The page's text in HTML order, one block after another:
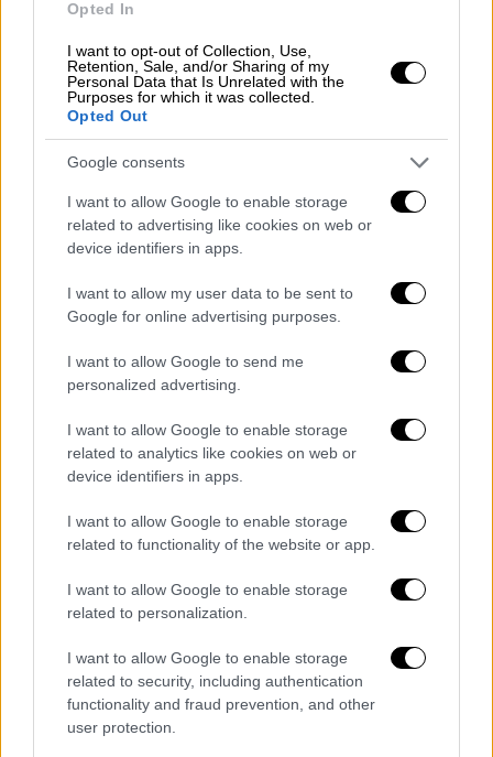
Opted In
I want to opt-out of Collection, Use,
Retention, Sale, and/or Sharing of my
Personal Data that Is Unrelated with the
Purposes for which it was collected.
Opted Out
Google consents
I want to allow Google to enable storage
related to advertising like cookies on web or
device identifiers in apps.
I want to allow my user data to be sent to
Google for online advertising purposes.
I want to allow Google to send me
personalized advertising.
I want to allow Google to enable storage
related to analytics like cookies on web or
device identifiers in apps.
I want to allow Google to enable storage
related to functionality of the website or app.
I want to allow Google to enable storage
related to personalization.
I want to allow Google to enable storage
related to security, including authentication
functionality and fraud prevention, and other
user protection.
Ποιος ήταν ο Μάρκος Κρητικός
Ο συγγραφέας γεννήθηκε στη Χίο το 1968.
Καταγόταν από την Τήνο και ζούσε στην
Αθήνα. Είχε σπουδάσει Τοπογράφος
Μηχανικός και εργάστηκε 3.421 μέρες στον
Είχε γράψει τα αστυνομικά μυθιστορήματα
«Απιστία μετά φόνου» (Νεφέλη, 2013), «Άρση